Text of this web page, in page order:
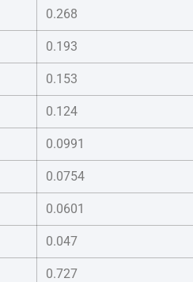
0.268
0.193
0.153
0.124
0.0991
0.0754
0.0601
0.047
0.727